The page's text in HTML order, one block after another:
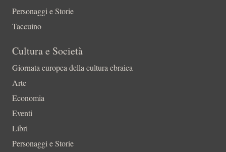
Personaggi e Storie
Taccuino
Cultura e Società
Giornata europea della cultura ebraica
Arte
Economia
Eventi
Libri
Personaggi e Storie